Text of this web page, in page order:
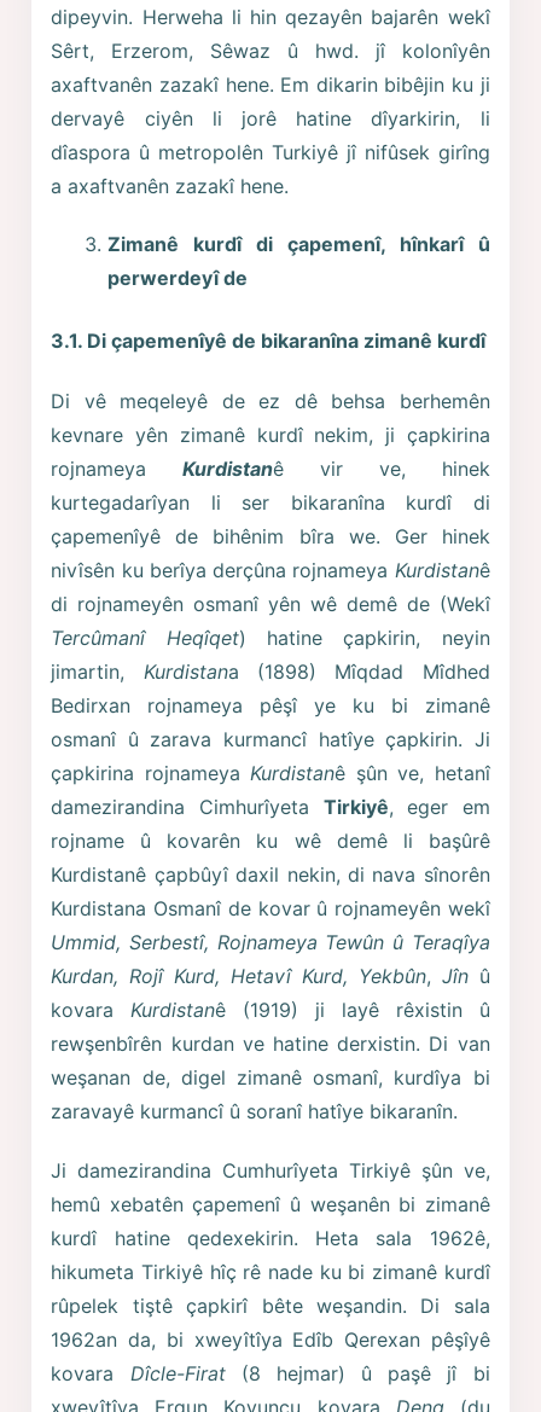
dipeyvin. Herweha li hin qezayên bajarên wekî
Sêrt, Erzerom, Sêwaz û hwd. jî kolonîyên
axaftvanên zazakî hene. Em dikarin bibêjin ku ji
dervayê ciyên li jorê hatine dîyarkirin, li
dîaspora û metropolên Turkiyê jî nifûsek girîng
a axaftvanên zazakî hene.
Zimanê kurdî di çapemenî, hînkarî û
perwerdeyî de
3.1. Di çapemenîyê de bikaranîna zimanê kurdî
Di vê meqeleyê de ez dê behsa berhemên
kevnare yên zimanê kurdî nekim, ji çapkirina
rojnameyaKurdistanê vir ve, hinek
kurtegadarîyan li ser bikaranîna kurdî di
çapemenîyê de bihênim bîra we. Ger hinek
nivîsên ku berîya derçûna rojnameya Kurdistanê
di rojnameyên osmanî yên wê demê de (Wekî
Tercûmanî Heqîqet) hatine çapkirin, neyin
jimartin, Kurdistana (1898) Mîqdad Mîdhed
Bedirxan rojnameya pêşî ye ku bi zimanê
osmanî û zarava kurmancî hatîye çapkirin. Ji
çapkirina rojnameya Kurdistanê şûn ve, hetanî
damezirandina Cimhurîyeta Tirkiyê, eger em
rojname û kovarên ku wê demê li başûrê
Kurdistanê çapbûyî daxil nekin, di nava sînorên
Kurdistana Osmanî de kovar û rojnameyên wekî
Ummid, Serbestî, Rojnameya Tewûn û Teraqîya
Kurdan, Rojî Kurd, Hetavî Kurd, Yekbûn, Jînû
kovara Kurdistanê (1919) ji layê rêxistin û
rewşenbîrên kurdan ve hatine derxistin. Di van
weşanan de, digel zimanê osmanî, kurdîya bi
zaravayê kurmancî û soranî hatîye bikaranîn.
Ji damezirandina Cumhurîyeta Tirkiyê şûn ve,
hemû xebatên çapemenî û weşanên bi zimanê
kurdî hatine qedexekirin. Heta sala 1962ê,
hikumeta Tirkiyê hîç rê nade ku bi zimanê kurdî
rûpelek tiştê çapkirî bête weşandin. Di sala
1962an da, bi xweyîtîya Edîb Qerexan pêşîyê
kovara Dîcle-Firat (8 hejmar) û paşê jî bi